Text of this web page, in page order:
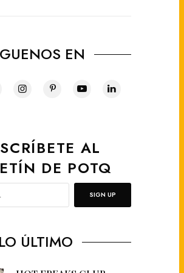
EN
AL
DE POTQ
SIGN UP
LO ÚLTIMO